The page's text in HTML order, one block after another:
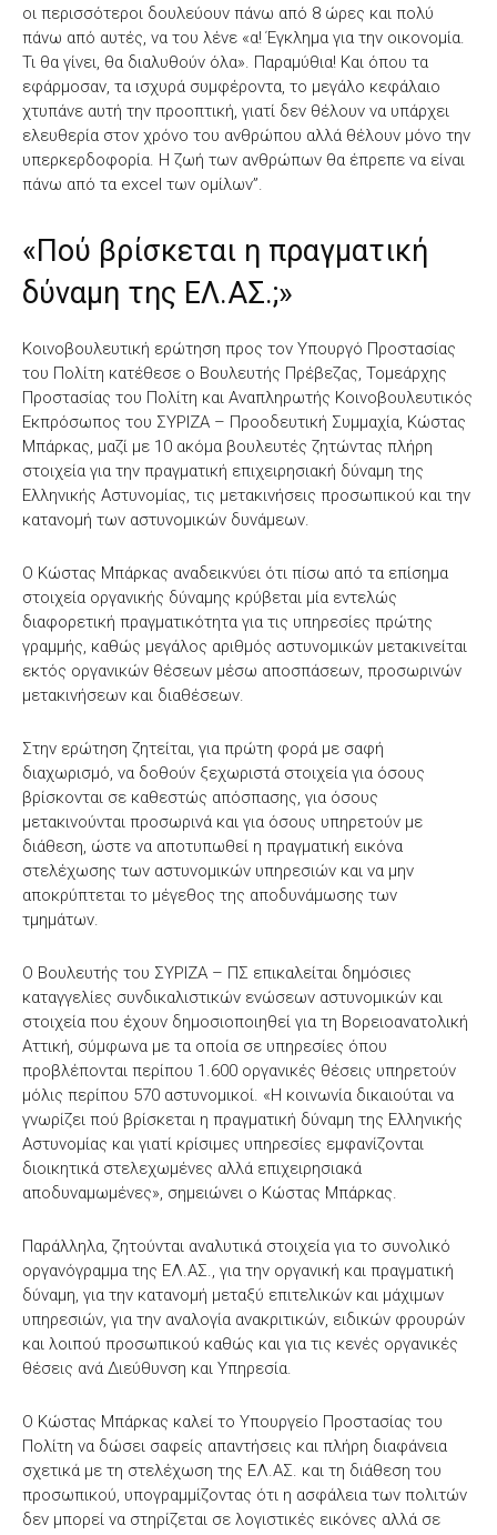
οι περισσότεροι δουλεύουν πάνω από 8 ώρες και πολύ
πάνω από αυτές, να του λένε «α! Έγκλημα για την οικονομία.
Τι θα γίνει, θα διαλυθούν όλα». Παραμύθια! Και όπου τα
εφάρμοσαν, τα ισχυρά συμφέροντα, το μεγάλο κεφάλαιο
χτυπάνε αυτή την προοπτική, γιατί δεν θέλουν να υπάρχει
ελευθερία στον χρόνο του ανθρώπου αλλά θέλουν μόνο την
υπερκερδοφορία. Η ζωή των ανθρώπων θα έπρεπε να είναι
πάνω από τα excel των ομίλων”.
«Πού βρίσκεται η πραγματική
δύναμη της ΕΛ.ΑΣ.;»
Κοινοβουλευτική ερώτηση προς τον Υπουργό Προστασίας
του Πολίτη κατέθεσε ο Βουλευτής Πρέβεζας, Τομεάρχης
Προστασίας του Πολίτη και Αναπληρωτής Κοινοβουλευτικός
Εκπρόσωπος του ΣΥΡΙΖΑ – Προοδευτική Συμμαχία, Κώστας
Μπάρκας, μαζί με 10 ακόμα βουλευτές ζητώντας πλήρη
στοιχεία για την πραγματική επιχειρησιακή δύναμη της
Ελληνικής Αστυνομίας, τις μετακινήσεις προσωπικού και την
κατανομή των αστυνομικών δυνάμεων.
Ο Κώστας Μπάρκας αναδεικνύει ότι πίσω από τα επίσημα
στοιχεία οργανικής δύναμης κρύβεται μία εντελώς
διαφορετική πραγματικότητα για τις υπηρεσίες πρώτης
γραμμής, καθώς μεγάλος αριθμός αστυνομικών μετακινείται
εκτός οργανικών θέσεων μέσω αποσπάσεων, προσωρινών
μετακινήσεων και διαθέσεων.
Στην ερώτηση ζητείται, για πρώτη φορά με σαφή
διαχωρισμό, να δοθούν ξεχωριστά στοιχεία για όσους
βρίσκονται σε καθεστώς απόσπασης, για όσους
μετακινούνται προσωρινά και για όσους υπηρετούν με
διάθεση, ώστε να αποτυπωθεί η πραγματική εικόνα
στελέχωσης των αστυνομικών υπηρεσιών και να μην
αποκρύπτεται το μέγεθος της αποδυνάμωσης των
τμημάτων.
Ο Βουλευτής του ΣΥΡΙΖΑ – ΠΣ επικαλείται δημόσιες
καταγγελίες συνδικαλιστικών ενώσεων αστυνομικών και
στοιχεία που έχουν δημοσιοποιηθεί για τη Βορειοανατολική
Αττική, σύμφωνα με τα οποία σε υπηρεσίες όπου
προβλέπονται περίπου 1.600 οργανικές θέσεις υπηρετούν
μόλις περίπου 570 αστυνομικοί. «Η κοινωνία δικαιούται να
γνωρίζει πού βρίσκεται η πραγματική δύναμη της Ελληνικής
Αστυνομίας και γιατί κρίσιμες υπηρεσίες εμφανίζονται
διοικητικά στελεχωμένες αλλά επιχειρησιακά
αποδυναμωμένες», σημειώνει ο Κώστας Μπάρκας.
Παράλληλα, ζητούνται αναλυτικά στοιχεία για το συνολικό
οργανόγραμμα της ΕΛ.ΑΣ., για την οργανική και πραγματική
δύναμη, για την κατανομή μεταξύ επιτελικών και μάχιμων
υπηρεσιών, για την αναλογία ανακριτικών, ειδικών φρουρών
και λοιπού προσωπικού καθώς και για τις κενές οργανικές
θέσεις ανά Διεύθυνση και Υπηρεσία.
Ο Κώστας Μπάρκας καλεί το Υπουργείο Προστασίας του
Πολίτη να δώσει σαφείς απαντήσεις και πλήρη διαφάνεια
σχετικά με τη στελέχωση της ΕΛ.ΑΣ. και τη διάθεση του
προσωπικού, υπογραμμίζοντας ότι η ασφάλεια των πολιτών
δεν μπορεί να στηρίζεται σε λογιστικές εικόνες αλλά σε